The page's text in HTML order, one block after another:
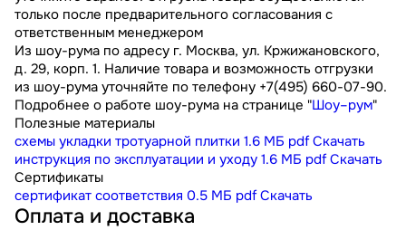
только после предварительного согласования с
ответственным менеджером
Из шоу-рума по адресу г. Москва, ул. Кржижановского,
д. 29, корп. 1. Наличие товара и возможность отгрузки
из шоу-рума уточняйте по телефону +7(495) 660-07-90.
Подробнее о работе шоу-рума на странице "Шоу–рум"
Полезные материалы
схемы укладки тротуарной плитки 1.6 МБ pdf Скачать
инструкция по эксплуатации и уходу 1.6 МБ pdf Скачать
Сертификаты
сертификат соответствия 0.5 МБ pdf Скачать
Оплата и доставка